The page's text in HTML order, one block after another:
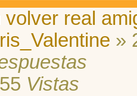
volver real
»
Vistas